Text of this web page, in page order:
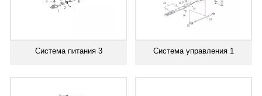
Система питания 3 Система управления 1